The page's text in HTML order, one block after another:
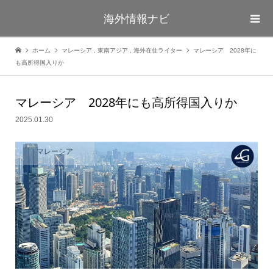
海外情報ナビ
ホーム マレーシア 東南アジア 海外在住ライター
マレーシア 2028年に
も高所得国入りか
マレーシア 2028年にも高所得国入りか
2025.01.30
マレーシア